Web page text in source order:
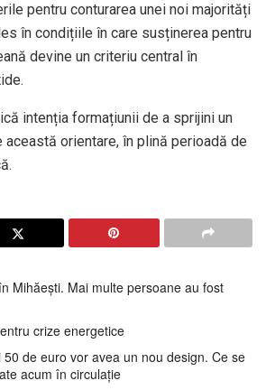
pentru conturarea unei noi majorități
în condițiile în care susținerea pentru
devine un criteriu central în
intenția formațiunii de a sprijini un
această orientare, în plină perioadă de
Mihăești. Mai multe persoane au fost
crize energetice
50 de euro vor avea un nou design. Ce se
acum în circulație